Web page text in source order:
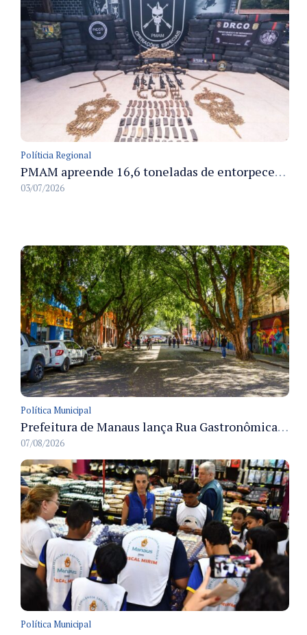
Políticia Regional
PMAM apreende 16,6 toneladas de entorpecentes e registra aumento nas prisões em flagrante e nas capturas de foragidos no primeiro semestre de 2026
03/07/2026
Política Municipal
Prefeitura de Manaus lança Rua Gastronômica preservando as 17 árvores da Ferreira Pena no Centro
07/08/2026
Política Municipal